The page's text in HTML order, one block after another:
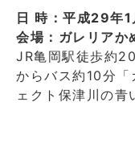
日 時：平成29年1
会場：ガレリア
JR亀岡駅徒歩約
からバス約10分「
ェクト保津川の青